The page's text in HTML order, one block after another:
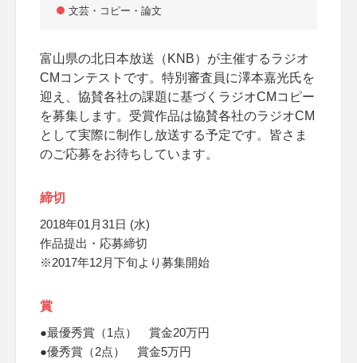
文芸・コピー・論文
富山県の北日本放送（KNB）が主催するラジオ
CMコンテストです。特別審査員に澤本嘉光氏を
迎え、協賛各社の課題に基づくラジオCMコピー
を募集します。受賞作品は協賛各社のラジオCM
として実際に制作し放送する予定です。皆さま
のご応募をお待ちしています。
締切
2018年01月31日 (水)
作品提出・応募締切
※2017年12月下旬より募集開始
賞
●最優秀賞（1点） 賞金20万円
●優秀賞（2点） 賞金5万円